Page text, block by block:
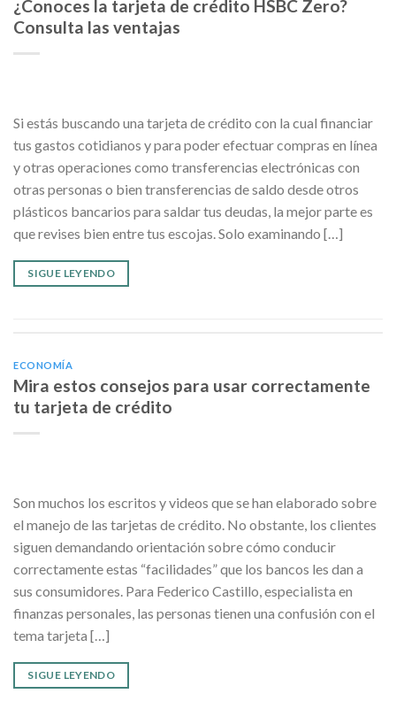
¿Conoces la tarjeta de crédito HSBC Zero?
Consulta las ventajas
Si estás buscando una tarjeta de crédito con la cual financiar
tus gastos cotidianos y para poder efectuar compras en línea
y otras operaciones como transferencias electrónicas con
otras personas o bien transferencias de saldo desde otros
plásticos bancarios para saldar tus deudas, la mejor parte es
que revises bien entre tus escojas. Solo examinando […]
SIGUE LEYENDO
ECONOMÍA
Mira estos consejos para usar correctamente
tu tarjeta de crédito
Son muchos los escritos y videos que se han elaborado sobre
el manejo de las tarjetas de crédito. No obstante, los clientes
siguen demandando orientación sobre cómo conducir
correctamente estas “facilidades” que los bancos les dan a
sus consumidores. Para Federico Castillo, especialista en
finanzas personales, las personas tienen una confusión con el
tema tarjeta […]
SIGUE LEYENDO